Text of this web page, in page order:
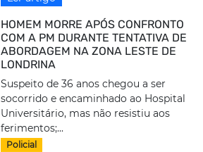
HOMEM MORRE APÓS CONFRONTO
COM A PM DURANTE TENTATIVA DE
ABORDAGEM NA ZONA LESTE DE
LONDRINA
Suspeito de 36 anos chegou a ser
socorrido e encaminhado ao Hospital
Universitário, mas não resistiu aos
ferimentos;...
Policial